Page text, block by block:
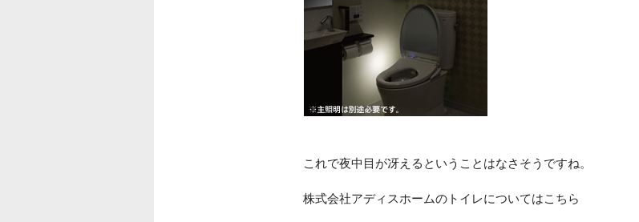
これで夜中目が冴えるということはなさそうですね。
株式会社アディスホームのトイレについてはこちら